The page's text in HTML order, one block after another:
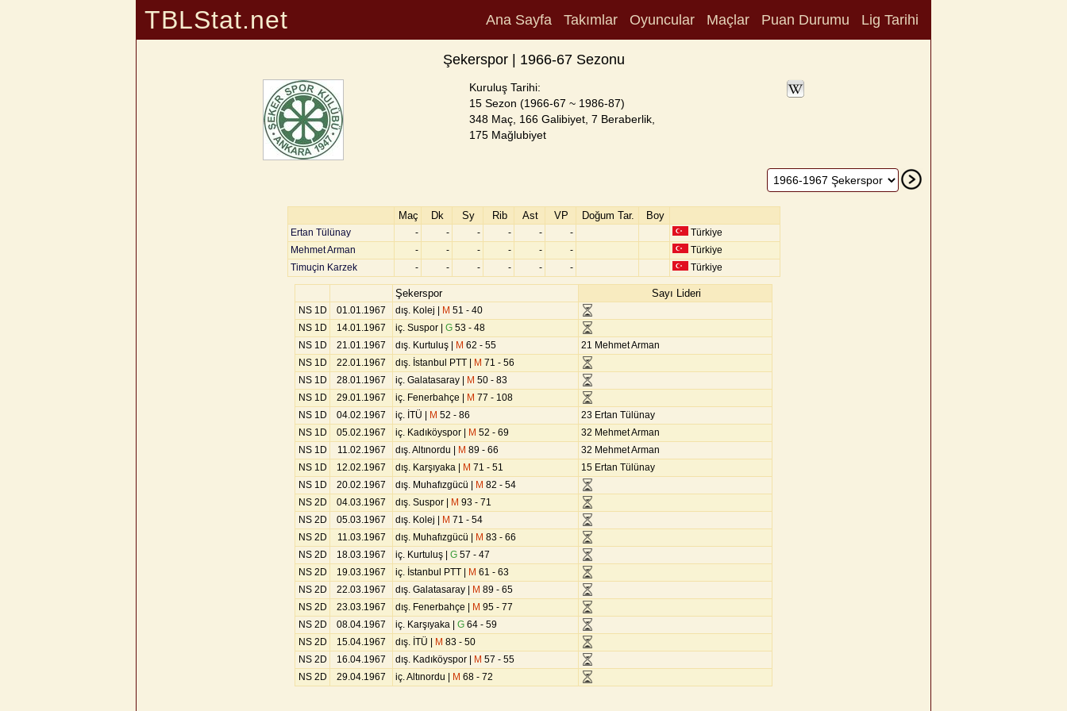
TBLStat.net Ana Sayfa Takımlar Oyuncular Maçlar Puan Durumu Lig Tarihi
Şekerspor | 1966-67 Sezonu
Kuruluş Tarihi:
15 Sezon (1966-67 ~ 1986-87)
348 Maç, 166 Galibiyet, 7 Beraberlik,
175 Mağlubiyet
Maç Dk Sy Rib Ast VP Doğum Tar. Boy
Ertan Tülünay - - - - - -
Türkiye
Mehmet Arman
- - - - - -
Türkiye
Timuçin Karzek
- - - - - - Türkiye
Şekerspor Sayı Lideri
NS 1D 01.01.1967 dış. Kolej | M 51 - 40
NS 1D
14.01.1967 iç. Suspor | G 53 - 48
NS 1D
21.01.1967 dış. Kurtuluş | M 62 - 55
21 Mehmet Arman
NS 1D
22.01.1967 dış. İstanbul PTT | M 71 - 56
NS 1D
28.01.1967 iç. Galatasaray | M 50 - 83
NS 1D
29.01.1967 iç. Fenerbahçe | M 77 - 108
NS 1D
04.02.1967 iç. İTÜ | M 52 - 86
23 Ertan Tülünay
NS 1D
05.02.1967 iç. Kadıköyspor | M 52 - 69
32 Mehmet Arman
NS 1D
11.02.1967 dış. Altınordu | M 89 - 66
32 Mehmet Arman
NS 1D
12.02.1967 dış. Karşıyaka | M 71 - 51
15 Ertan Tülünay
NS 1D
20.02.1967 dış. Muhafızgücü | M 82 - 54
NS 2D
04.03.1967 dış. Suspor | M 93 - 71
NS 2D
05.03.1967 dış. Kolej | M 71 - 54
NS 2D
11.03.1967 dış. Muhafızgücü | M 83 - 66
NS 2D
18.03.1967 iç. Kurtuluş | G 57 - 47
NS 2D
19.03.1967 iç. İstanbul PTT | M 61 - 63
NS 2D
22.03.1967 dış. Galatasaray | M 89 - 65
NS 2D
23.03.1967 dış. Fenerbahçe | M 95 - 77
NS 2D
08.04.1967 iç. Karşıyaka | G 64 - 59
NS 2D
15.04.1967 dış. İTÜ | M 83 - 50
NS 2D
16.04.1967 dış. Kadıköyspor | M 57 - 55
NS 2D
29.04.1967 iç. Altınordu | M 68 - 72